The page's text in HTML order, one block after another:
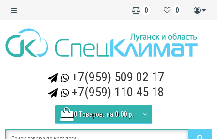
0
0
+7(959) 509 02 17
+7(959) 110 45 18
0 Tоваров, на 0.00 р.